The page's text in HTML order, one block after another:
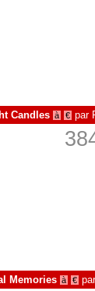
Candles à € par
Memories à €